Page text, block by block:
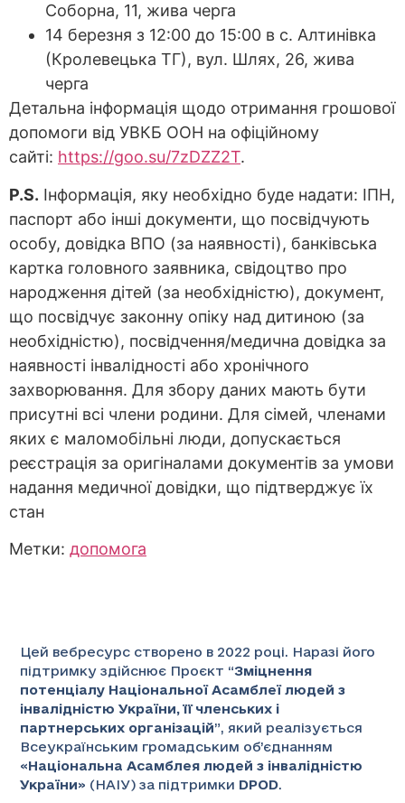
Соборна, 11, жива черга
14 березня з 12:00 до 15:00 в с. Алтинівка
(Кролевецька ТГ), вул. Шлях, 26, жива
черга
Детальна інформація щодо отримання грошової
допомоги від УВКБ ООН на офіційному
сайті: https://goo.su/7zDZZ2T.
P.S. Інформація, яку необхідно буде надати: ІПН,
паспорт або інші документи, що посвідчують
особу, довідка ВПО (за наявності), банківська
картка головного заявника, свідоцтво про
народження дітей (за необхідністю), документ,
що посвідчує законну опіку над дитиною (за
необхідністю), посвідчення/медична довідка за
наявності інвалідності або хронічного
захворювання. Для збору даних мають бути
присутні всі члени родини. Для сімей, членами
яких є маломобільні люди, допускається
реєстрація за оригіналами документів за умови
надання медичної довідки, що підтверджує їх
стан
Метки: допомога
Цей вебресурс створено в 2022 році. Наразі його
підтримку здійснює Проєкт “Зміцнення
потенціалу Національної Асамблеї людей з
інвалідністю України, її членських і
партнерських організацій”, який реалізується
Всеукраїнським громадським об’єднанням
«Національна Асамблея людей з інвалідністю
України» (НАІУ) за підтримки DPOD.